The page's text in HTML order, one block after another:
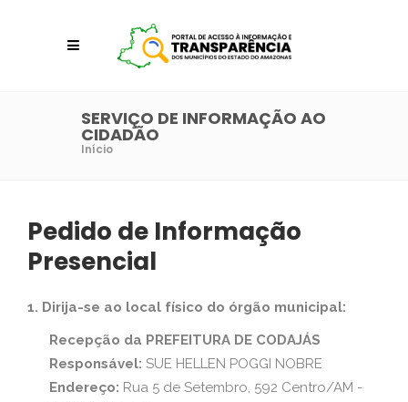
SERVIÇO DE INFORMAÇÃO AO
CIDADÃO
Início
Pedido de Informação
Presencial
1. Dirija-se ao local físico do órgão municipal:
Recepção da PREFEITURA DE CODAJÁS
Responsável: SUE HELLEN POGGI NOBRE
Endereço: Rua 5 de Setembro, 592 Centro/AM -